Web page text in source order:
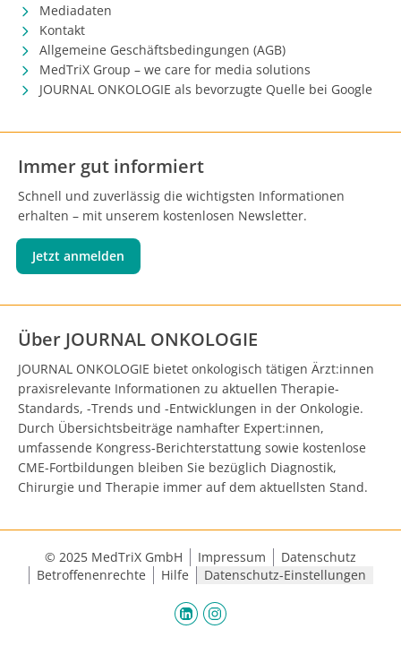
Mediadaten
Kontakt
Allgemeine Geschäftsbedingungen (AGB)
MedTriX Group – we care for media solutions
JOURNAL ONKOLOGIE als bevorzugte Quelle bei Google
Immer gut informiert
Schnell und zuverlässig die wichtigsten Informationen
erhalten – mit unserem kostenlosen Newsletter.
Jetzt anmelden
Über JOURNAL ONKOLOGIE
JOURNAL ONKOLOGIE bietet onkologisch tätigen Ärzt:innen
praxisrelevante Informationen zu aktuellen Therapie-
Standards, -Trends und -Entwicklungen in der Onkologie.
Durch Übersichtsbeiträge namhafter Expert:innen,
umfassende Kongress-Berichterstattung sowie kostenlose
CME-Fortbildungen bleiben Sie bezüglich Diagnostik,
Chirurgie und Therapie immer auf dem aktuellsten Stand.
© 2025 MedTriX GmbH Impressum
Datenschutz
Betroffenenrechte
Hilfe Datenschutz-Einstellungen